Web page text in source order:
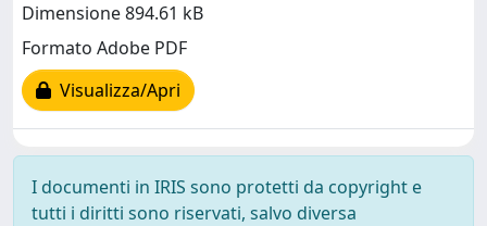
Dimensione 894.61 kB
Formato Adobe PDF
Visualizza/Apri
I documenti in IRIS sono protetti da copyright e
tutti i diritti sono riservati, salvo diversa